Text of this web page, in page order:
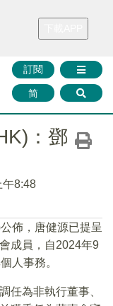
財華證券 媒體矩陣
訂閱
简
：鄧
午8:48
佈，唐健源已提呈
成員，自2024年9
人事務。
任為非執行董事、